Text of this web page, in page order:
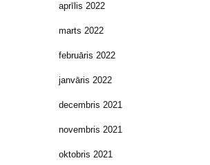
aprīlis 2022
marts 2022
februāris 2022
janvāris 2022
decembris 2021
novembris 2021
oktobris 2021